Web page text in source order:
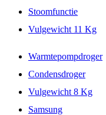
Stoomfunctie
Vulgewicht 11 Kg
Warmtepompdroger
Condensdroger
Vulgewicht 8 Kg
Samsung